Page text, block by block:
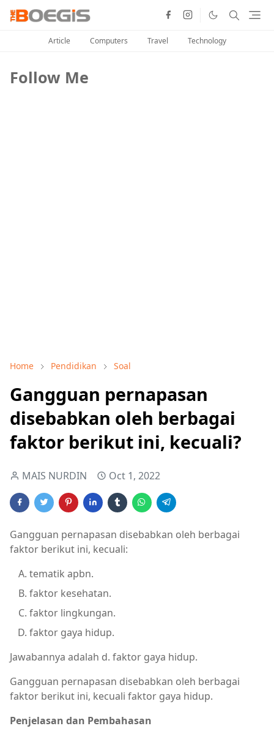
Article Computers Travel Technology
Follow Me
Home Pendidikan Soal
Gangguan pernapasan
disebabkan oleh berbagai
faktor berikut ini, kecuali?
MAIS NURDIN Oct 1, 2022
Gangguan pernapasan disebabkan oleh berbagai
faktor berikut ini, kecuali:
tematik apbn.
faktor kesehatan.
faktor lingkungan.
faktor gaya hidup.
Jawabannya adalah d. faktor gaya hidup.
Gangguan pernapasan disebabkan oleh berbagai
faktor berikut ini, kecuali faktor gaya hidup.
Penjelasan dan Pembahasan